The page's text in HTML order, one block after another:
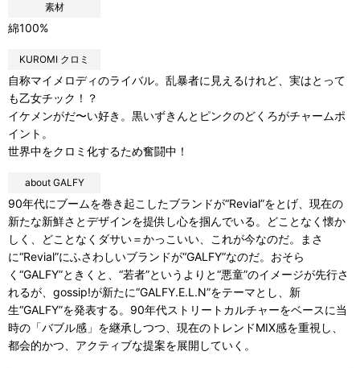
素材
綿100%
KUROMI クロミ
自称マイメロディのライバル。乱暴者に見えるけれど、実はとって
も乙女チック！？
イケメンがだ〜い好き。黒いずきんとピンクのどくろがチャームポ
イント。
世界中をクロミ化するため奮闘中！
about GALFY
90年代にブームを巻き起こしたブランドが“Revial”をとげ、現在の
新たな新鮮さとデザインを提供し心を掴んでいる。どことなく懐か
しく、どことなくダサい＝かっこいい、これが今なのだ。まさ
に“Revial”にふさわしいブランドが“GALFY”なのだ。おそら
く“GALFY”ときくと、“若者”というよりと“悪童”のイメージが先行さ
れるが、gossip!が新たに“GALFY.E.L.N”をテーマとし、新
生“GALFY”を発表する。90年代ストリートカルチャーをベースに当
時の「バブル感」を継承しつつ、現在のトレンドMIX感を重視し、
都会的かつ、アクティブな提案を展開していく。